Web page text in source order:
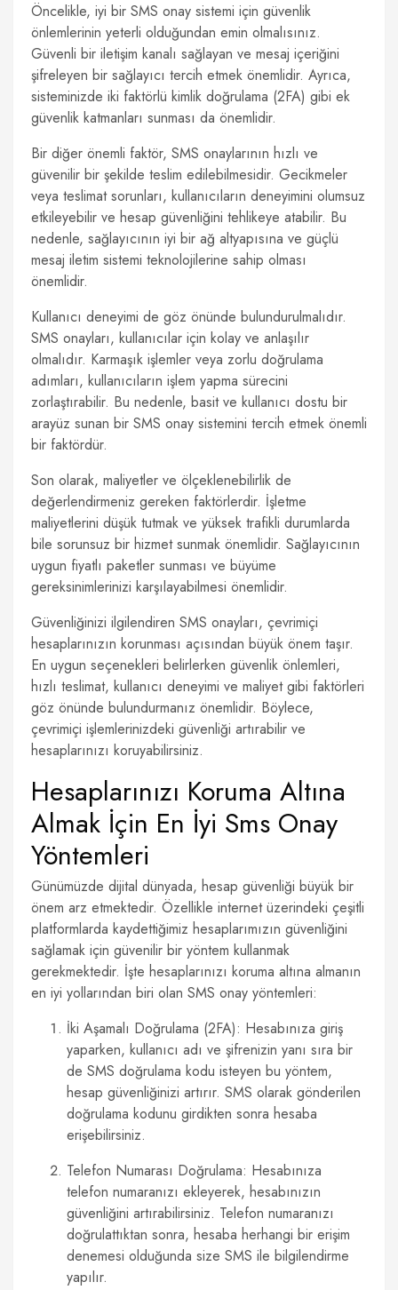
Öncelikle, iyi bir SMS onay sistemi için güvenlik
önlemlerinin yeterli olduğundan emin olmalısınız.
Güvenli bir iletişim kanalı sağlayan ve mesaj içeriğini
şifreleyen bir sağlayıcı tercih etmek önemlidir. Ayrıca,
sisteminizde iki faktörlü kimlik doğrulama (2FA) gibi ek
güvenlik katmanları sunması da önemlidir.
Bir diğer önemli faktör, SMS onaylarının hızlı ve
güvenilir bir şekilde teslim edilebilmesidir. Gecikmeler
veya teslimat sorunları, kullanıcıların deneyimini olumsuz
etkileyebilir ve hesap güvenliğini tehlikeye atabilir. Bu
nedenle, sağlayıcının iyi bir ağ altyapısına ve güçlü
mesaj iletim sistemi teknolojilerine sahip olması
önemlidir.
Kullanıcı deneyimi de göz önünde bulundurulmalıdır.
SMS onayları, kullanıcılar için kolay ve anlaşılır
olmalıdır. Karmaşık işlemler veya zorlu doğrulama
adımları, kullanıcıların işlem yapma sürecini
zorlaştırabilir. Bu nedenle, basit ve kullanıcı dostu bir
arayüz sunan bir SMS onay sistemini tercih etmek önemli
bir faktördür.
Son olarak, maliyetler ve ölçeklenebilirlik de
değerlendirmeniz gereken faktörlerdir. İşletme
maliyetlerini düşük tutmak ve yüksek trafikli durumlarda
bile sorunsuz bir hizmet sunmak önemlidir. Sağlayıcının
uygun fiyatlı paketler sunması ve büyüme
gereksinimlerinizi karşılayabilmesi önemlidir.
Güvenliğinizi ilgilendiren SMS onayları, çevrimiçi
hesaplarınızın korunması açısından büyük önem taşır.
En uygun seçenekleri belirlerken güvenlik önlemleri,
hızlı teslimat, kullanıcı deneyimi ve maliyet gibi faktörleri
göz önünde bulundurmanız önemlidir. Böylece,
çevrimiçi işlemlerinizdeki güvenliği artırabilir ve
hesaplarınızı koruyabilirsiniz.
Hesaplarınızı Koruma Altına
Almak İçin En İyi Sms Onay
Yöntemleri
Günümüzde dijital dünyada, hesap güvenliği büyük bir
önem arz etmektedir. Özellikle internet üzerindeki çeşitli
platformlarda kaydettiğimiz hesaplarımızın güvenliğini
sağlamak için güvenilir bir yöntem kullanmak
gerekmektedir. İşte hesaplarınızı koruma altına almanın
en iyi yollarından biri olan SMS onay yöntemleri:
İki Aşamalı Doğrulama (2FA): Hesabınıza giriş
yaparken, kullanıcı adı ve şifrenizin yanı sıra bir
de SMS doğrulama kodu isteyen bu yöntem,
hesap güvenliğinizi artırır. SMS olarak gönderilen
doğrulama kodunu girdikten sonra hesaba
erişebilirsiniz.
Telefon Numarası Doğrulama: Hesabınıza
telefon numaranızı ekleyerek, hesabınızın
güvenliğini artırabilirsiniz. Telefon numaranızı
doğrulattıktan sonra, hesaba herhangi bir erişim
denemesi olduğunda size SMS ile bilgilendirme
yapılır.